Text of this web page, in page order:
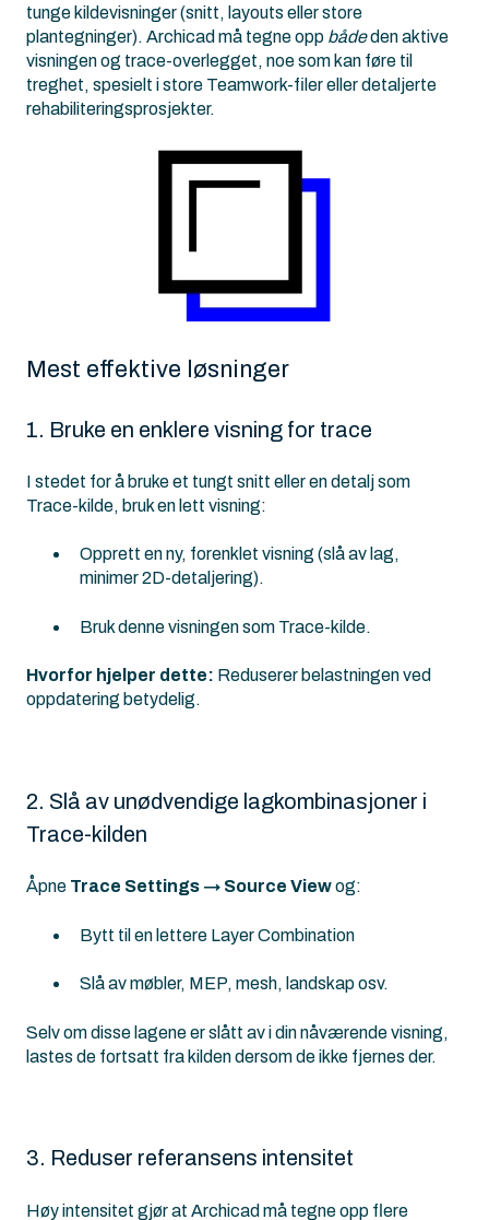
tunge kildevisninger (snitt, layouts eller store
plantegninger). Archicad må tegne opp bådeden aktive
visningen og trace-overlegget, noe som kan føre til
treghet, spesielt i store Teamwork-filer eller detaljerte
rehabiliteringsprosjekter.
Mest effektive løsninger
1. Bruke en enklere visning for trace
I stedet for å bruke et tungt snitt eller en detalj som
Trace-kilde, bruk en lett visning:
Opprett en ny, forenklet visning (slå av lag,
minimer 2D-detaljering).
Bruk denne visningen som Trace-kilde.
Hvorfor hjelper dette: Reduserer belastningen ved
oppdatering betydelig.
2. Slå av unødvendige lagkombinasjoner i
Trace-kilden
Åpne Trace Settings → Source Viewog:
Bytt til en lettere Layer Combination
Slå av møbler, MEP, mesh, landskap osv.
Selv om disse lagene er slått av i din nåværende visning,
lastes de fortsatt fra kilden dersom de ikke fjernes der.
3. Reduser referansens intensitet
Høy intensitet gjør at Archicad må tegne opp flere